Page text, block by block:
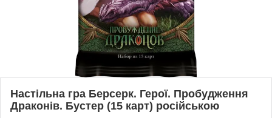
Настільна гра Берсерк. Герої. Пробудження
Драконів. Бустер (15 карт) російською